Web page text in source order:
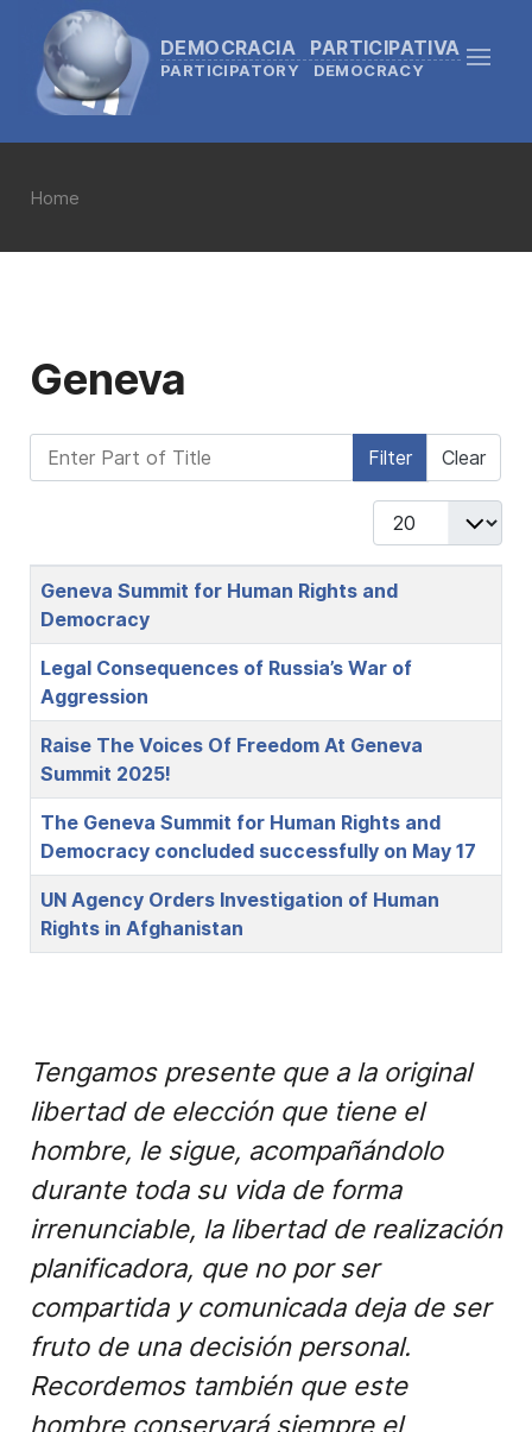
DEMOCRACIA PARTICIPATIVA
PARTICIPATORY DEMOCRACY
Home
Geneva
Enter Part of Title Filter Clear
Display #
Title
Geneva Summit for Human Rights and
Democracy
Legal Consequences of Russia’s War of
Aggression
Raise The Voices Of Freedom At Geneva
Summit 2025!
The Geneva Summit for Human Rights and
Democracy concluded successfully on May 17
UN Agency Orders Investigation of Human
Rights in Afghanistan
Tengamos presente que a la original
libertad de elección que tiene el
hombre, le sigue, acompañándolo
durante toda su vida de forma
irrenunciable, la libertad de realización
planificadora, que no por ser
compartida y comunicada deja de ser
fruto de una decisión personal.
Recordemos también que este
hombre conservará siempre el